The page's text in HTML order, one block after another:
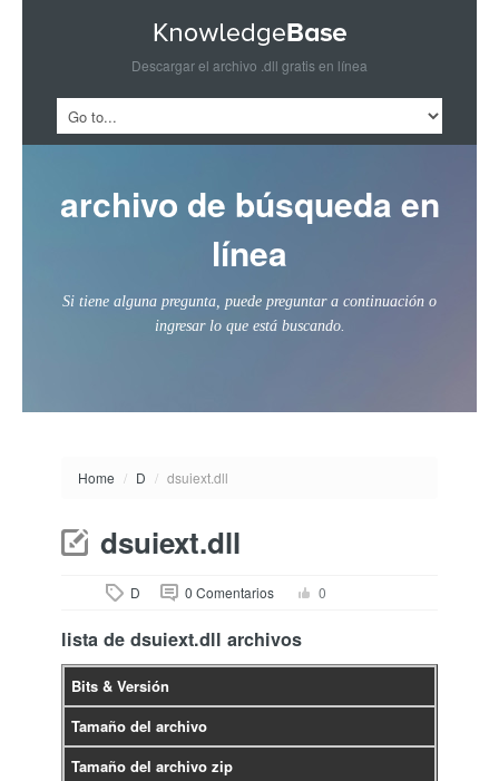
Descargar el archivo .dll gratis en línea
archivo de búsqueda en
línea
Si tiene alguna pregunta, puede preguntar a continuación o
ingresar lo que está buscando.
Home / D / dsuiext.dll
dsuiext.dll
D 0 Comentarios 0
lista de dsuiext.dll archivos
Bits & Versión
Tamaño del archivo
Tamaño del archivo zip